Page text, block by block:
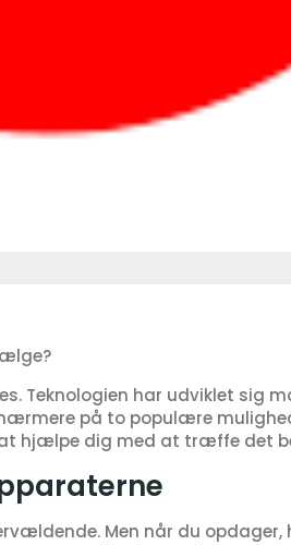
Teknologien har udviklet sig
på to populære
at hjælpe dig med at træffe det
Men når du